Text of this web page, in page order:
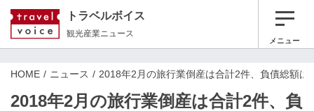
トラベルボイス
観光産業ニュース
メニュー
HOME ニュース 2018年2月の旅行業倒産は合計2件、負債総額
2018年2月の旅行業倒産は合計2件、負